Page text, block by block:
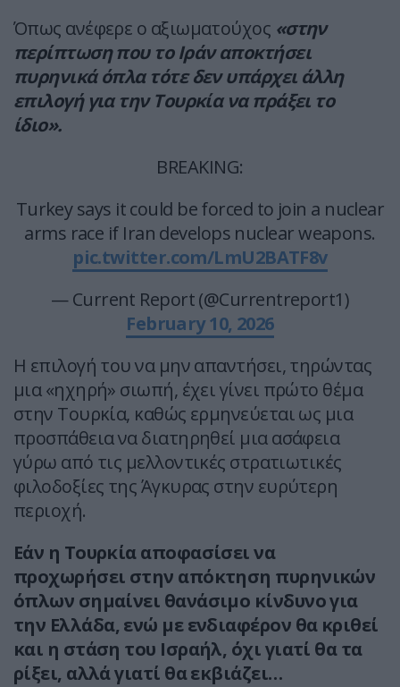
Όπως ανέφερε ο αξιωματούχος «στην
περίπτωση που το Ιράν αποκτήσει
πυρηνικά όπλα τότε δεν υπάρχει άλλη
επιλογή για την Τουρκία να πράξει το
ίδιο».
BREAKING:
Turkey says it could be forced to join a nuclear
arms race if Iran develops nuclear weapons.
pic.twitter.com/LmU2BATF8v
— Current Report (@Currentreport1)
February 10, 2026
Η επιλογή του να μην απαντήσει, τηρώντας
μια «ηχηρή» σιωπή, έχει γίνει πρώτο θέμα
στην Τουρκία, καθώς ερμηνεύεται ως μια
προσπάθεια να διατηρηθεί μια ασάφεια
γύρω από τις μελλοντικές στρατιωτικές
φιλοδοξίες της Άγκυρας στην ευρύτερη
περιοχή.
Εάν η Τουρκία αποφασίσει να
προχωρήσει στην απόκτηση πυρηνικών
όπλων σημαίνει θανάσιμο κίνδυνο για
την Ελλάδα, ενώ με ενδιαφέρον θα κριθεί
και η στάση του Ισραήλ, όχι γιατί θα τα
ρίξει, αλλά γιατί θα εκβιάζει…